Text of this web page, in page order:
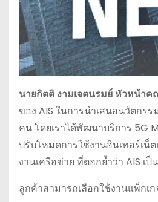
นายกิตติ งามเจตนรมย์ หัวหน้าค
ของ AIS ในการนำเสนอนวัตก
คน โดยเราได้พัฒนาบริการ 5G
ปรับโหมดการใช้งานอินเทอร์เ
งานเครือข่าย ที่ตอกย้ำว่า AIS เ
ลูกค้าสามารถเลือกใช้งานแพ็กเ